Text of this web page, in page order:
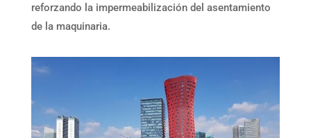
reforzando la impermeabilización del asentamiento
de la maquinaria.